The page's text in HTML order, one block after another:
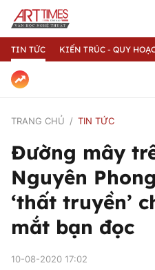
TIN TỨC KIẾN TRÚC - QUY
TRANG CHỦ TIN TỨC
Đường mây
Nguyên
‘thất truyền’
mắt bạn đọc
10-08-2020 17:02